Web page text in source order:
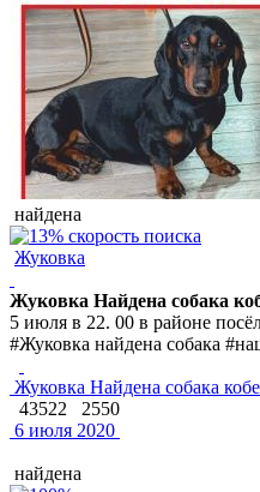
найдена
Жуковка
Жуковка Найдена собака
5 июля в 22. 00 в районе
#Жуковка найдена собака
Жуковка Найдена собака
43522
2550
6 июля 2020
найдена